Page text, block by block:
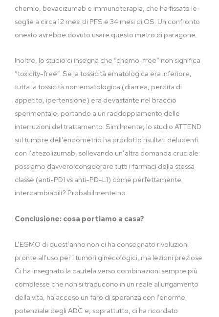
chemio, bevacizumab e immunoterapia, che ha fissato le
soglie a circa 12 mesi di PFS e 34 mesi di OS. Un confronto
onesto avrebbe dovuto usare questo metro di paragone.
Inoltre, lo studio ci insegna che “chemo-free” non significa
“toxicity-free”. Se la tossicità ematologica era inferiore,
tutta la tossicità non ematologica (diarrea, perdita di
appetito, ipertensione) era devastante nel braccio
sperimentale, portando a un raddoppiamento delle
interruzioni del trattamento. Similmente, lo studio ATTEND
sul tumore dell’endometrio ha prodotto risultati deludenti
con l’atezolizumab, sollevando un’altra domanda cruciale:
possiamo davvero considerare tutti i farmaci della stessa
classe (anti-PD1 vs anti-PD-L1) come perfettamente
intercambiabili? Probabilmente no.
Conclusione: cosa portiamo a casa?
L’ESMO di quest’anno non ci ha consegnato rivoluzioni
pronte all’uso per i tumori ginecologici, ma lezioni preziose.
Ci ha insegnato la cautela verso combinazioni sempre più
complesse che non si traducono in un reale allungamento
della vita, ha acceso un faro di speranza con l’enorme
potenziale degli ADC e, soprattutto, ci ha ricordato